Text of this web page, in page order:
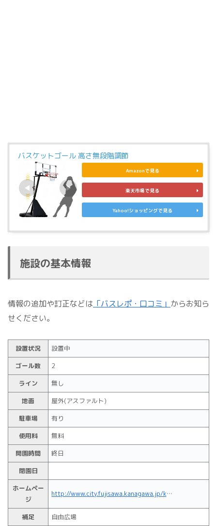
バスケットゴール 高さ無段階調節
Amazonで見る
楽天市場で見る
Yahoo!ショッピングで見る
施設の基本情報
情報の追加や訂正などは 「バスレポ・口コミ」 からお知ら
せください。
設置状況
設置中
ゴール数
2
ライン
無し
地面
屋外(アスファルト)
駐車場
有り
使用料
無料
開園時間
終日
閉園日
ホームペー
ジ
http://www.city.fujisawa.kanagawa.jp/kouen/kyoiku/leisure/koen/fujisawashi/akibadai/
補足 自由広場